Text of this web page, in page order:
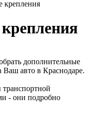
крепления
дополнительные
Ваш авто в Краснодаре.
- они подробно